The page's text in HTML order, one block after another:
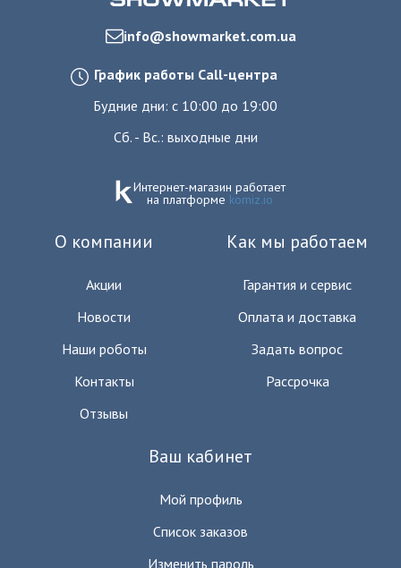
info@showmarket.com.ua
График работы Call-центра
Будние дни: с 10:00 до 19:00
Сб. - Вс.: выходные дни
Интернет-магазин работает
на платформе komiz.io
О компании
Акции
Новости
Наши роботы
Контакты
Отзывы
Как мы работаем
Гарантия и сервис
Оплата и доставка
Задать вопрос
Рассрочка
Ваш кабинет
Мой профиль
Список заказов
Изменить пароль